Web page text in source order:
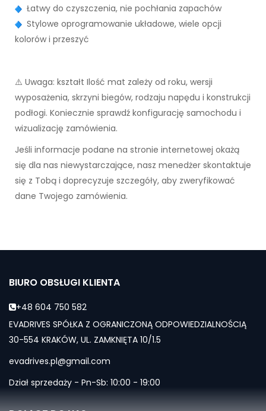
Łatwy do czyszczenia, nie pochłania zapachów
Stylowe oprogramowanie układowe, wiele opcji
kolorów i przeszyć
⚠️ Uwaga: kształt Ilość mat zależy od roku, wersji
wyposażenia, skrzyni biegów, rodzaju napędu i konstrukcji
podłogi. Koniecznie sprawdź konfigurację samochodu i
wizualizację zamówienia.
Jeśli informacje podane na stronie internetowej okażą
się dla nas niewystarczające, nasz menedżer skontaktuje
się z Tobą i doprecyzuje szczegóły, aby zweryfikować
dane Twojego zamówienia.
BIURO OBSŁUGI KLIENTA
+48 604 750 582
EVADRIVES SPÓŁKA Z OGRANICZONĄ ODPOWIEDZIALNOŚCIĄ
30-554 KRAKÓW, UL. ZAMKNIĘTA 10/1.5
evadrives.pl@gmail.com
Dział sprzedaży - Pn-Sb: 10:00 - 19:00